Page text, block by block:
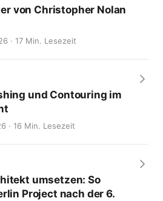
von Christopher Nolan
· 17 Min. Lesezeit
und Contouring im
· 16 Min. Lesezeit
umsetzen: So
Project nach der 6.